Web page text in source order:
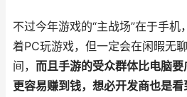
不过今年游戏的“主战场”在于手
着PC玩游戏，但一定会在闲暇无
间， 而且手游的受众群体比电脑
更容易赚到钱，想必开发商也是看